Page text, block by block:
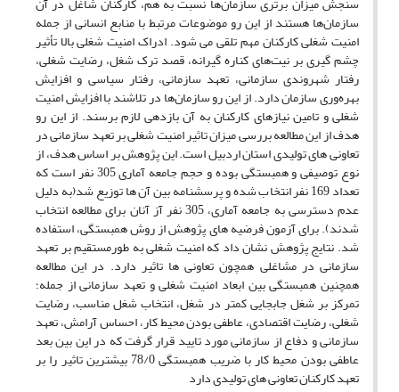
سازمان‌ها هستند از این رو موضوعات مرتبط با منابع انسانی از جمله
امنیت شغلی کارکنان مهم تلقی می شود. ادراک امنیت شغلی بالا تأثیر
چشم گیری بر نیت‌‌های کناره گیرانه، قصد ترک شغل، رضایت شغلی،
رفتار شهروندی سازمانی، تعهد سازمانی، رفتار سیاسی و افزایش
بهره‌وری سازمان دارد. از این رو سازمان‌ها در تلاشند با افزایش امنیت
شغلی و تامین نیازهای کارکنان به آن بازدهی لازم برسند. از این رو
هدف از این مطالعه بررسی میزان تاثیر امنیت شغلی بر تعهد سازمانی در
تعاونی های تولیدی استان اردبیل است. این پژوهش بر اساس هدف، از
نوع توصیفی و همبستگی بوده و حجم جامعه آماری 305 نفر است که
تعداد 169 نفر انتخاب شده و پرسشنامه بین آن ها توزیع شد(به دلیل
عدم دسترسی به جامعه آماری، 305 نفر آز آنان برای مطالعه انتخاب
شدند). برای آزمون فرضیه های پژوهش از روش همبستگی، استفاده
شد. نتایج پژوهش نشان داد که امنیت شغلی به طورمستقیم بر تعهد
سازمانی در مشاغلی همچون تعاونی ها تاثیر دارد. در این مطالعه
همچنین همبستگی بین ابعاد امنیت شغلی و تعهد سازمانی از جمله؛
تمرکز بر شغل جابجایی کمتر در شغل، انتخاب شغل مناسب، رضایت
شغلی، رضایت اقتصادی، عاطفی بودن محیط کار، احساس آرامش، تعهد
سازمانی و دفاع از سازمانی مورد تایید قرار گرفت که در این بین بعد
عاطفی بودن محیط کار با ضریب همبستگی 78/0 بیشترین تاثیر را بر
تعهد کارکنان تعاونی های تولیدی دارد